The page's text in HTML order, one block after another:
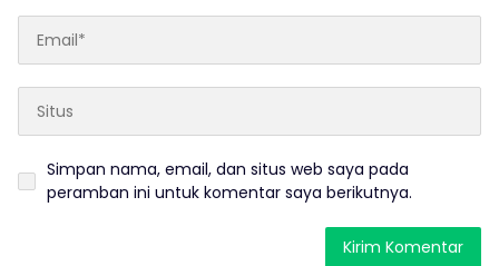
Simpan nama, email, dan situs web saya pada
peramban ini untuk komentar saya berikutnya.